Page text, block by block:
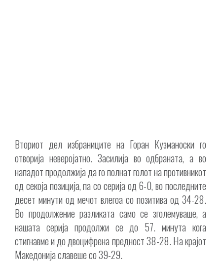
Вториот дел избраниците на Горан Кузманоски го
отворија неверојатно. Засилија во одбраната, а во
нападот продолжија да го полнат голот на противникот
од секоја позиција, па со серија од 6-0, во последните
десет минути од мечот влегоа со позитива од 34-28.
Во продолжение разликата само се зголемуваше, а
нашата серија продолжи се до 57. минута кога
стигнавме и до двоцифрена предност 38-28. На крајот
Македонија славеше со 39-29.